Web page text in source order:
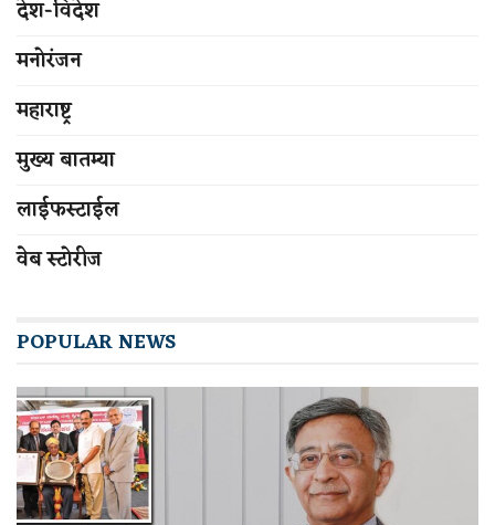
देश-विदेश
मनोरंजन
महाराष्ट्र
मुख्य बातम्या
लाईफस्टाईल
वेब स्टोरीज
POPULAR NEWS